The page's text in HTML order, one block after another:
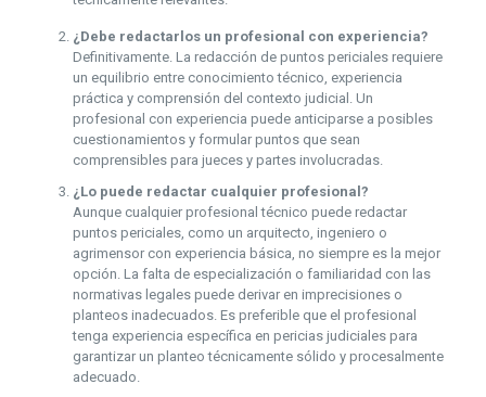
¿Debe redactarlos un profesional con experiencia?
Definitivamente. La redacción de puntos periciales requiere
un equilibrio entre conocimiento técnico, experiencia
práctica y comprensión del contexto judicial. Un
profesional con experiencia puede anticiparse a posibles
cuestionamientos y formular puntos que sean
comprensibles para jueces y partes involucradas.
¿Lo puede redactar cualquier profesional?
Aunque cualquier profesional técnico puede redactar
puntos periciales, como un arquitecto, ingeniero o
agrimensor con experiencia básica, no siempre es la mejor
opción. La falta de especialización o familiaridad con las
normativas legales puede derivar en imprecisiones o
planteos inadecuados. Es preferible que el profesional
tenga experiencia específica en pericias judiciales para
garantizar un planteo técnicamente sólido y procesalmente
adecuado.